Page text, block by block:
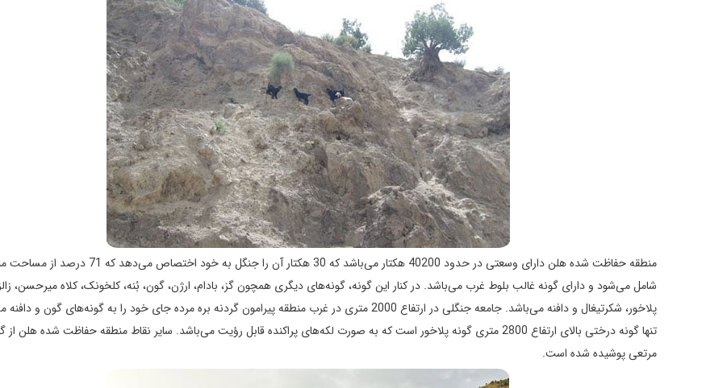
منطقه حفاظت شده هلن دارای وسعتی در حدود 40200 هکتار می‌باشد که 30 هکتار آن را جنگل به خود
شامل می‌شود و دارای گونه غالب بلوط غرب می‌باشد. در کنار این گونه، گونه‌های دیگری همچون گز، بادام، ارژن، گون، بُنه، کلخونک، کلاه میرحسن،
پلاخور، شکرتیغال و دافنه می‌باشد. جامعه جنگلی در ارتفاع 2000 متری در غرب منطقه پیرامون گردنه بره مرده جای خود را به گونه‌های گون و
تنها گونه درختی بالای ارتفاع 2800 متری گونه پلاخور است که به صورت لکه‌های پراکنده قابل رؤیت می‌باشد. سایر نقاط منطقه حفاظت شده هلن
مرتعی پوشیده شده است.